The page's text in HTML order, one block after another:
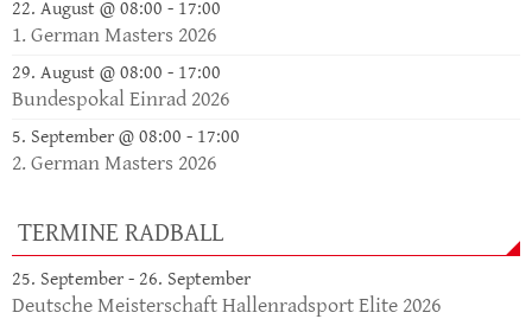
22. August @ 08:00 - 17:00
1. German Masters 2026
29. August @ 08:00 - 17:00
Bundespokal Einrad 2026
5. September @ 08:00 - 17:00
2. German Masters 2026
TERMINE RADBALL
25. September - 26. September
Deutsche Meisterschaft Hallenradsport Elite 2026